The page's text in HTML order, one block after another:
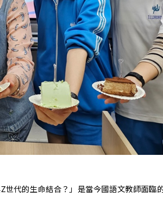
代的生命結合？」是當今國語文教師面臨